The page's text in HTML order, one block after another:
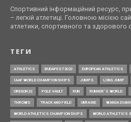
Спортивний інформаційний ресурс,
– легкій атлетиці. Головною місією
атлетики, спортивного та здорового
ТЕГИ
ATHLETICS BUDAPEST2023 EUROPEAN ATHLETICS
IAAF WORLD CHAMPIONSHIPS JUMPS LONG JUMP
OREGON22 POLE VAULT RUN RUNNER’S WORLD
THROWS TRACK AND FIELD UKRAINE WANDA
WORLD ATHLETICS CHAMPIONSHIPS WORLD ATHLETICS